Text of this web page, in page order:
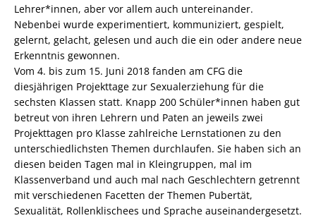
Lehrer*innen, aber vor allem auch untereinander.
Nebenbei wurde experimentiert, kommuniziert, gespielt,
gelernt, gelacht, gelesen und auch die ein oder andere neue
Erkenntnis gewonnen.
Vom 4. bis zum 15. Juni 2018 fanden am CFG die
diesjährigen Projekttage zur Sexualerziehung für die
sechsten Klassen statt. Knapp 200 Schüler*innen haben gut
betreut von ihren Lehrern und Paten an jeweils zwei
Projekttagen pro Klasse zahlreiche Lernstationen zu den
unterschiedlichsten Themen durchlaufen. Sie haben sich an
diesen beiden Tagen mal in Kleingruppen, mal im
Klassenverband und auch mal nach Geschlechtern getrennt
mit verschiedenen Facetten der Themen Pubertät,
Sexualität, Rollenklischees und Sprache auseinandergesetzt.